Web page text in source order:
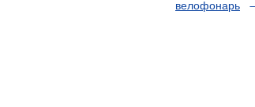
велофонарь